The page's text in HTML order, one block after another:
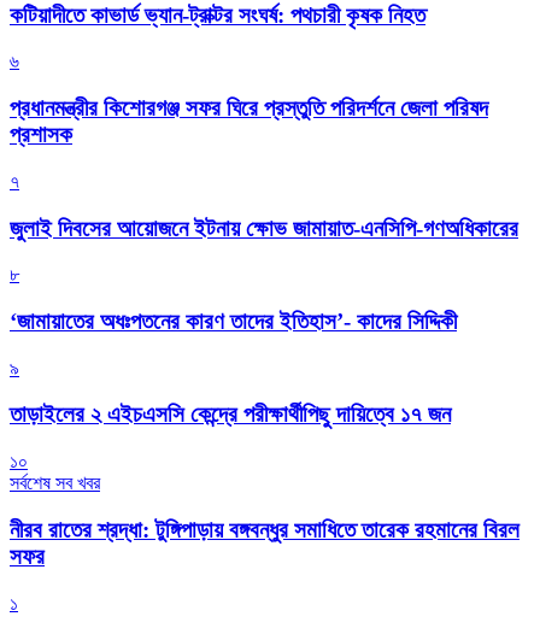
কটিয়াদীতে কাভার্ড ভ্যান-ট্রাক্টর সংঘর্ষ: পথচারী কৃষক নিহত
৬
প্রধানমন্ত্রীর কিশোরগঞ্জ সফর ঘিরে প্রস্তুতি পরিদর্শনে জেলা পরিষদ
প্রশাসক
৭
জুলাই দিবসের আয়োজনে ইটনায় ক্ষোভ জামায়াত-এনসিপি-গণঅধিকারের
৮
‘জামায়াতের অধঃপতনের কারণ তাদের ইতিহাস’- কাদের সিদ্দিকী
৯
তাড়াইলের ২ এইচএসসি কেন্দ্রে পরীক্ষার্থীপিছু দায়িত্বে ১৭ জন
১০
সর্বশেষ সব খবর
নীরব রাতের শ্রদ্ধা: টুঙ্গিপাড়ায় বঙ্গবন্ধুর সমাধিতে তারেক রহমানের বিরল
সফর
১